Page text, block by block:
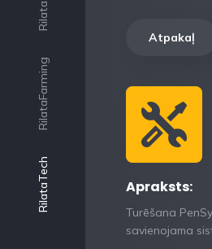
Rilata
RilataFarming
RilataTech
Atpakaļ
Apraksts:
Turēšana
savienojama